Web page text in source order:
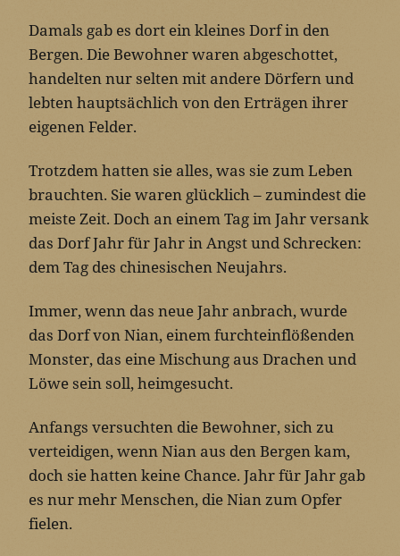
Damals gab es dort ein kleines Dorf in den
Bergen. Die Bewohner waren abgeschottet,
handelten nur selten mit andere Dörfern und
lebten hauptsächlich von den Erträgen ihrer
eigenen Felder.
Trotzdem hatten sie alles, was sie zum Leben
brauchten. Sie waren glücklich – zumindest die
meiste Zeit. Doch an einem Tag im Jahr versank
das Dorf Jahr für Jahr in Angst und Schrecken:
dem Tag des chinesischen Neujahrs.
Immer, wenn das neue Jahr anbrach, wurde
das Dorf von Nian, einem furchteinflößenden
Monster, das eine Mischung aus Drachen und
Löwe sein soll, heimgesucht.
Anfangs versuchten die Bewohner, sich zu
verteidigen, wenn Nian aus den Bergen kam,
doch sie hatten keine Chance. Jahr für Jahr gab
es nur mehr Menschen, die Nian zum Opfer
fielen.